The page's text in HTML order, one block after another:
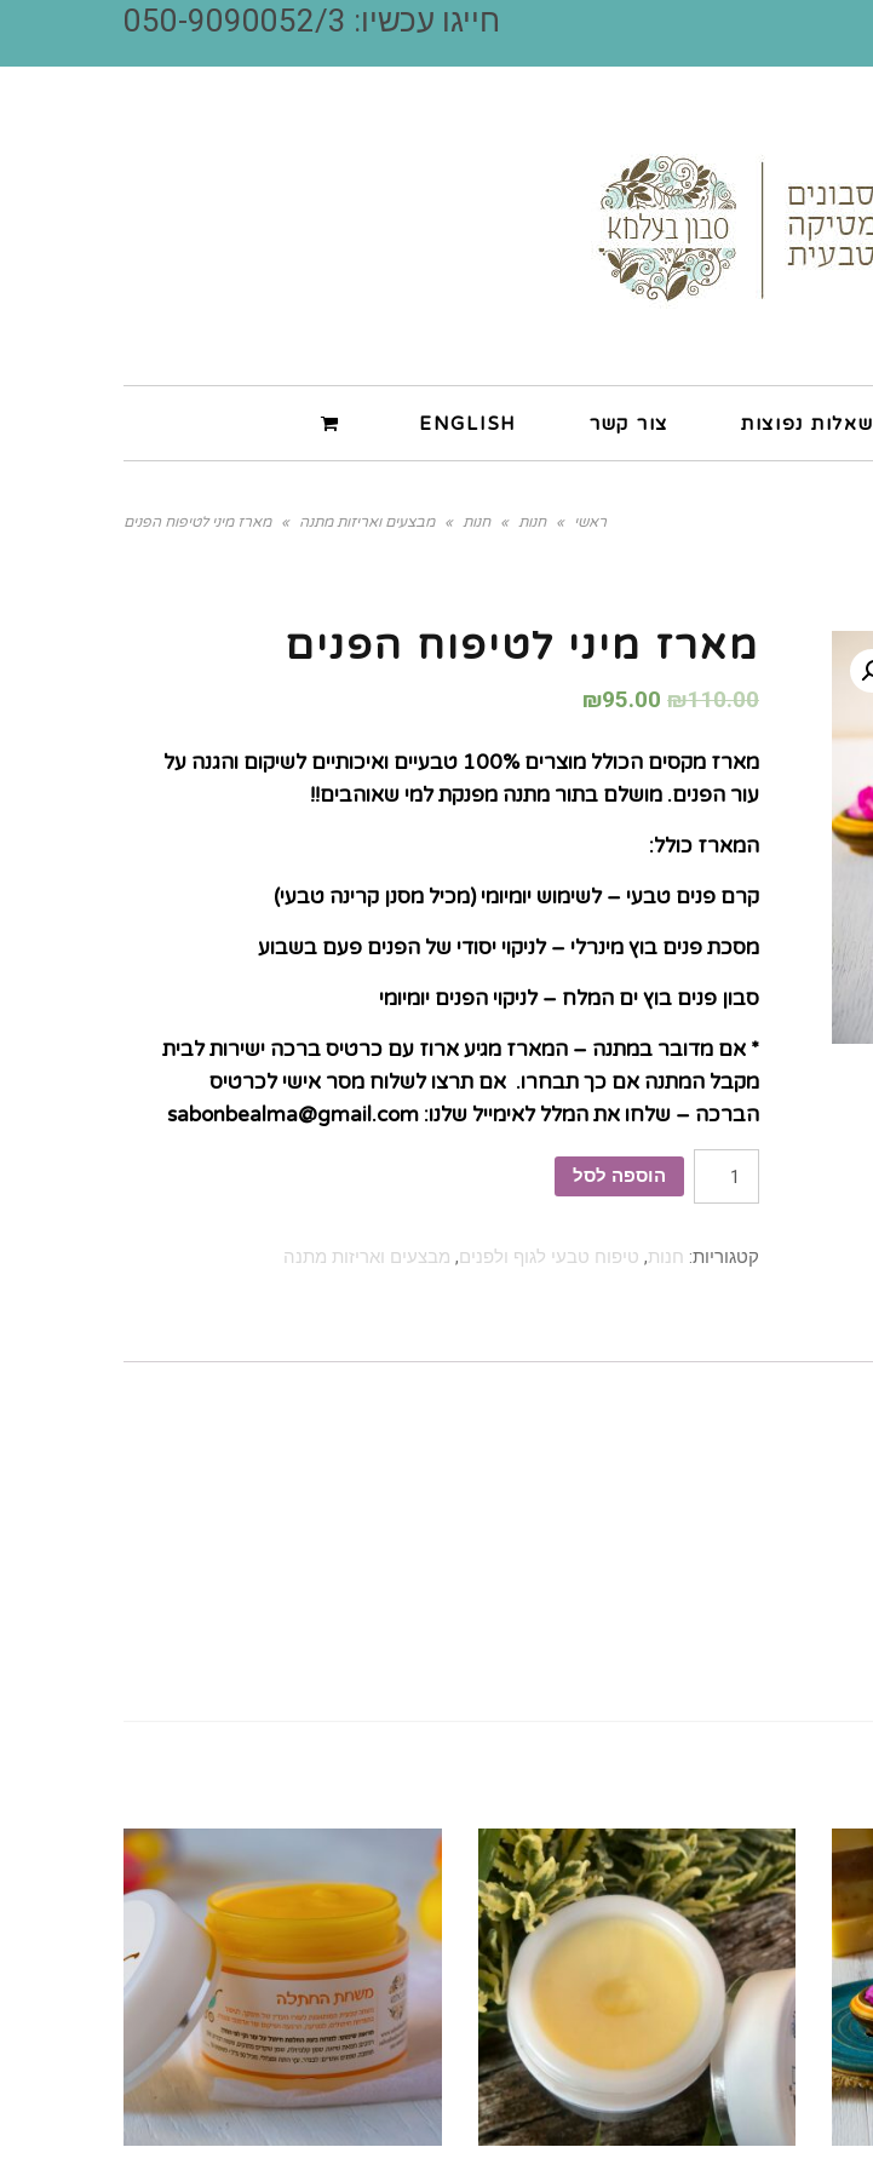
חייגו עכשיו: 050-9090052/3
שאלות נפוצות צור קשר ENGLISH
ראשי » חנות » חנות » מבצעים ואריזות מתנה » מארז מיני לטיפוח הפנים
מארז מיני לטיפוח הפנים
₪110.00
₪95.00
מארז מקסים הכולל מוצרים 100% טבעיים ואיכותיים לשיקום והגנה על
עור הפנים. מושלם בתור מתנה מפנקת למי שאוהבים!!
המארז כולל:
קרם פנים טבעי – לשימוש יומיומי (מכיל מסנן קרינה טבעי)
מסכת פנים בוץ מינרלי – לניקוי יסודי של הפנים פעם בשבוע
סבון פנים בוץ ים המלח – לניקוי הפנים יומיומי
* אם מדובר במתנה – המארז מגיע ארוז עם כרטיס ברכה ישירות לבית
מקבל המתנה אם כך תבחרו. אם תרצו לשלוח מסר אישי לכרטיס
הברכה – שלחו את המלל לאימייל שלנו: sabonbealma@gmail.com
כמות
של
מיני
הוספה לסל
קטגוריות: חנות, טיפוח טבעי לגוף ולפנים, מבצעים ואריזות מתנה